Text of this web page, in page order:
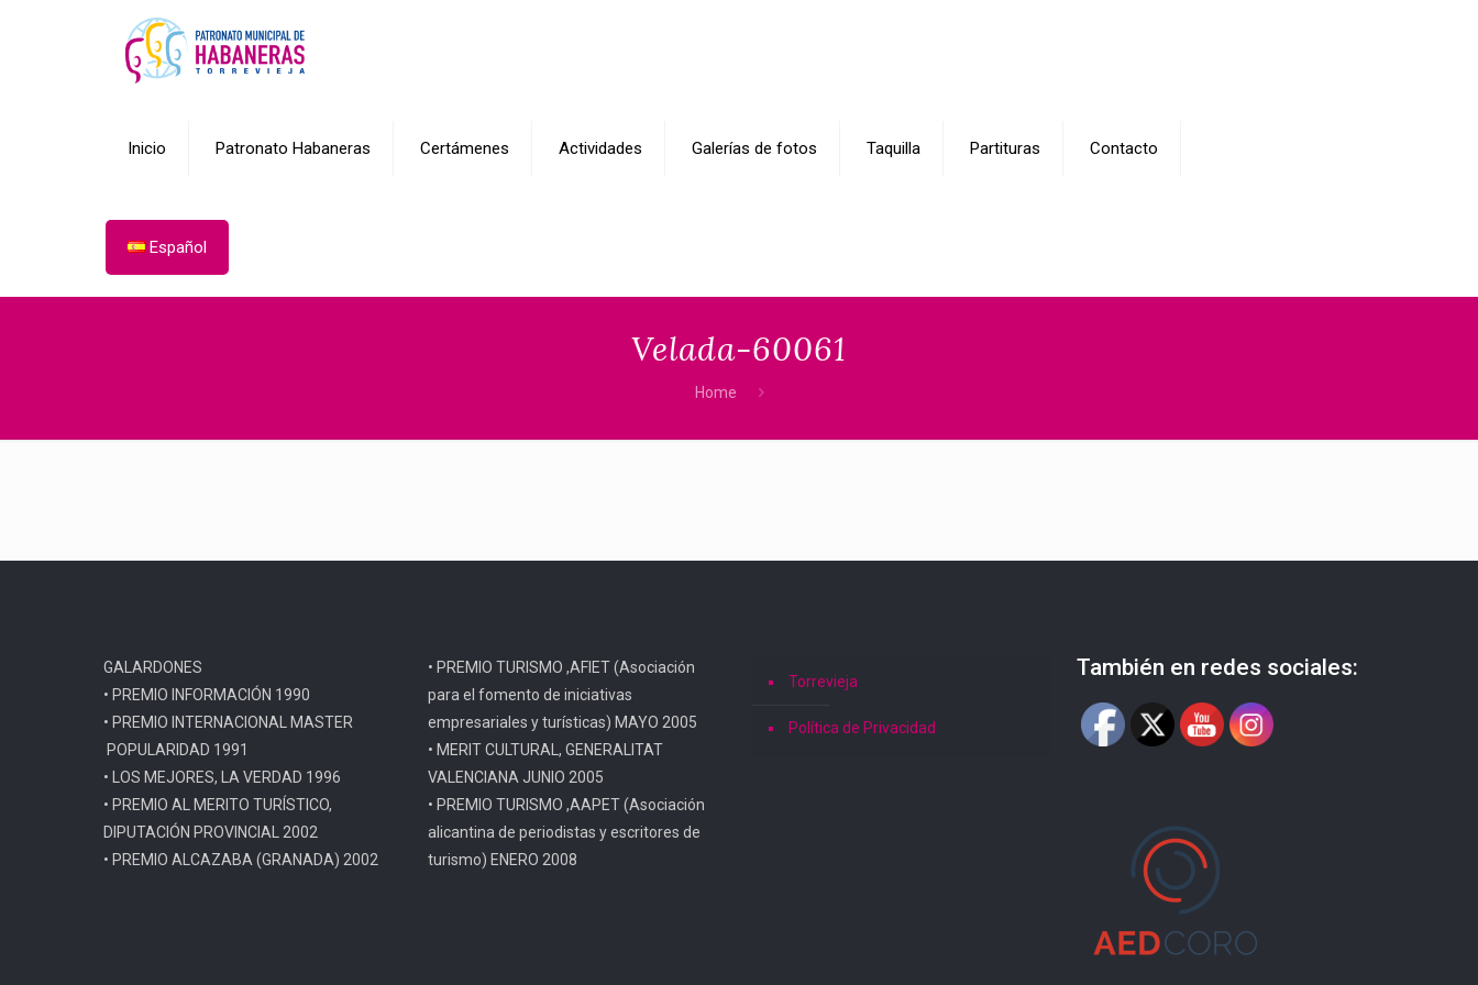
Inicio Patronato Habaneras Certámenes Actividades Galerías de fotos Taquilla Partituras Contacto
Español
Velada-60061
Home
GALARDONES
• PREMIO INFORMACIÓN 1990
• PREMIO INTERNACIONAL MASTER
POPULARIDAD 1991
• LOS MEJORES, LA VERDAD 1996
• PREMIO AL MERITO TURÍSTICO,
DIPUTACIÓN PROVINCIAL 2002
• PREMIO ALCAZABA (GRANADA) 2002
• PREMIO TURISMO ,AFIET (Asociación
para el fomento de iniciativas
empresariales y turísticas) MAYO 2005
• MERIT CULTURAL, GENERALITAT
VALENCIANA JUNIO 2005
• PREMIO TURISMO ,AAPET (Asociación
alicantina de periodistas y escritores de
turismo) ENERO 2008
Torrevieja
Política de Privacidad
También en redes sociales: